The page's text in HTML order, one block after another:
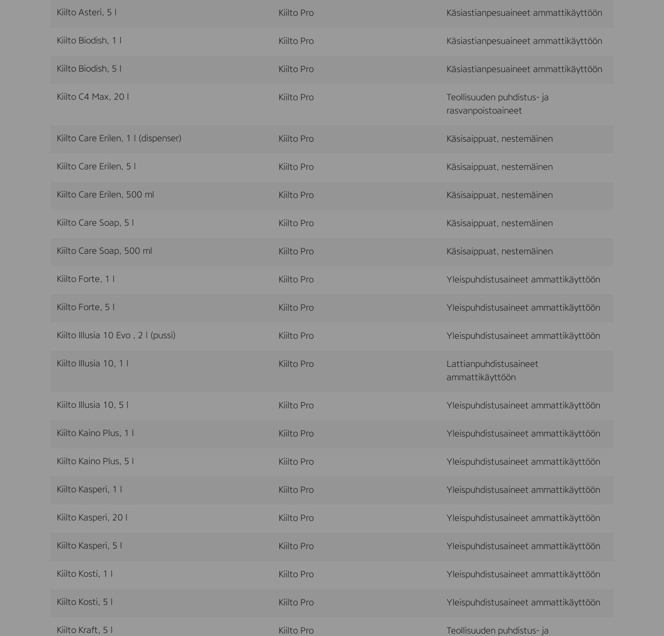
Kiilto Asteri, 5 l Kiilto Pro Käsiastianpesuaineet ammattikäyttöön
Kiilto Biodish, 1 l Kiilto Pro Käsiastianpesuaineet ammattikäyttöön
Kiilto Biodish, 5 l Kiilto Pro Käsiastianpesuaineet ammattikäyttöön
Kiilto C4 Max, 20 l Kiilto Pro
Teollisuuden puhdistus- ja
rasvanpoistoaineet
Kiilto Care Erilen, 1 l (dispenser) Kiilto Pro Käsisaippuat, nestemäinen
Kiilto Care Erilen, 5 l Kiilto Pro Käsisaippuat, nestemäinen
Kiilto Care Erilen, 500 ml Kiilto Pro Käsisaippuat, nestemäinen
Kiilto Care Soap, 5 l Kiilto Pro Käsisaippuat, nestemäinen
Kiilto Care Soap, 500 ml Kiilto Pro Käsisaippuat, nestemäinen
Kiilto Forte, 1 l Kiilto Pro Yleispuhdistusaineet ammattikäyttöön
Kiilto Forte, 5 l Kiilto Pro Yleispuhdistusaineet ammattikäyttöön
Kiilto Illusia 10 Evo , 2 l (pussi) Kiilto Pro Yleispuhdistusaineet ammattikäyttöön
Kiilto Illusia 10, 1 l Kiilto Pro
Lattianpuhdistusaineet
ammattikäyttöön
Kiilto Illusia 10, 5 l Kiilto Pro Yleispuhdistusaineet ammattikäyttöön
Kiilto Kaino Plus, 1 l Kiilto Pro Yleispuhdistusaineet ammattikäyttöön
Kiilto Kaino Plus, 5 l Kiilto Pro Yleispuhdistusaineet ammattikäyttöön
Kiilto Kasperi, 1 l Kiilto Pro Yleispuhdistusaineet ammattikäyttöön
Kiilto Kasperi, 20 l Kiilto Pro Yleispuhdistusaineet ammattikäyttöön
Kiilto Kasperi, 5 l Kiilto Pro Yleispuhdistusaineet ammattikäyttöön
Kiilto Kosti, 1 l Kiilto Pro Yleispuhdistusaineet ammattikäyttöön
Kiilto Kosti, 5 l Kiilto Pro Yleispuhdistusaineet ammattikäyttöön
Kiilto Kraft, 5 l Kiilto Pro
Teollisuuden puhdistus- ja